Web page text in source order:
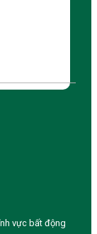
vực bất động